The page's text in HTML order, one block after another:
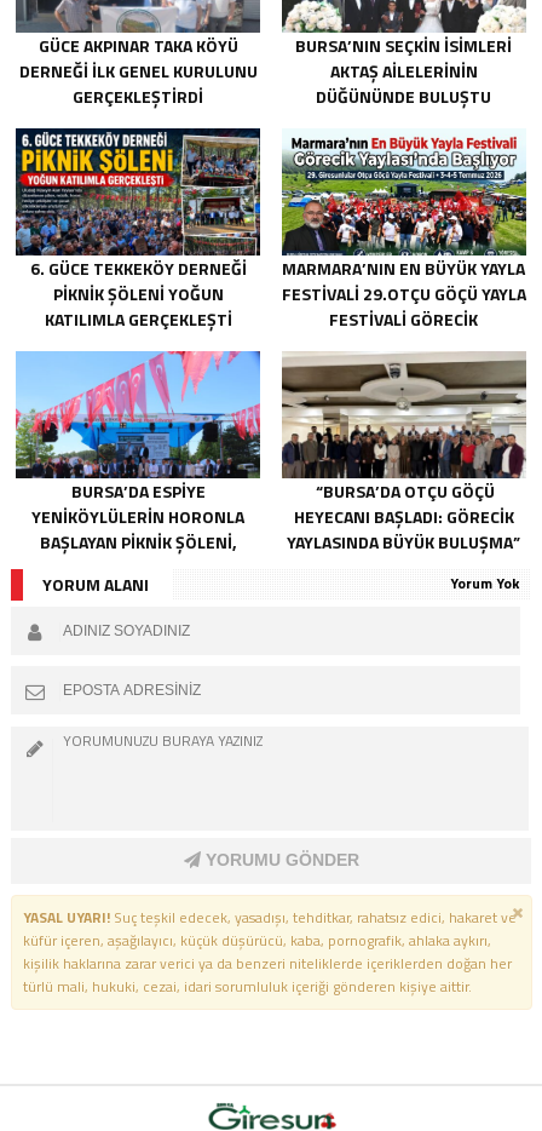
GÜCE AKPINAR TAKA KÖYÜ
DERNEĞI İLK GENEL KURULUNU
GERÇEKLEŞTIRDI
BURSA’NIN SEÇKIN İSIMLERI
AKTAŞ AILELERININ
DÜĞÜNÜNDE BULUŞTU
6. GÜCE TEKKEKÖY DERNEĞI
PIKNIK ŞÖLENI YOĞUN
KATILIMLA GERÇEKLEŞTI
MARMARA’NIN EN BÜYÜK YAYLA
FESTIVALI 29.OTÇU GÖÇÜ YAYLA
FESTIVALI GÖRECIK
BURSA’DA ESPIYE
YENIKÖYLÜLERIN HORONLA
BAŞLAYAN PIKNIK ŞÖLENI,
GELECEĞE ATILAN TEMELLERLE
TAÇLANDI
“BURSA’DA OTÇU GÖÇÜ
HEYECANI BAŞLADI: GÖRECIK
YAYLASINDA BÜYÜK BULUŞMA”
YORUM ALANI
Yorum Yok
YORUMU GÖNDER
YASAL UYARI!Suç teşkil edecek, yasadışı, tehditkar, rahatsız edici, hakaret ve
küfür içeren, aşağılayıcı, küçük düşürücü, kaba, pornografik, ahlaka aykırı,
kişilik haklarına zarar verici ya da benzeri niteliklerde içeriklerden doğan her
türlü mali, hukuki, cezai, idari sorumluluk içeriği gönderen kişiye aittir.